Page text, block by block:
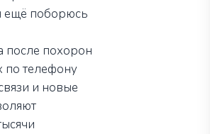
ещё поборюсь
после похорон
по телефону
и новые